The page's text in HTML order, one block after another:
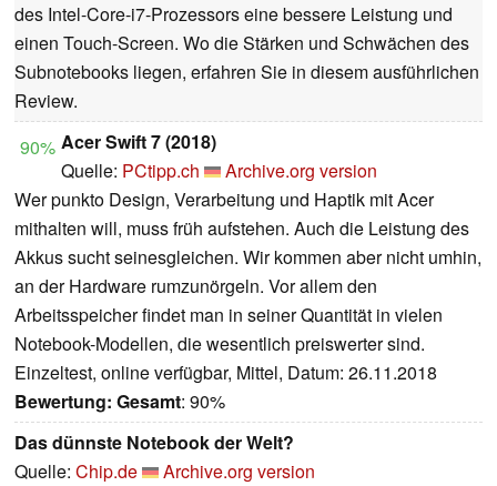
des Intel-Core-i7-Prozessors eine bessere Leistung und
einen Touch-Screen. Wo die Stärken und Schwächen des
Subnotebooks liegen, erfahren Sie in diesem ausführlichen
Review.
90% Acer Swift 7 (2018)
Quelle: PCtipp.ch
Archive.org version
Wer punkto Design, Verarbeitung und Haptik mit Acer
mithalten will, muss früh aufstehen. Auch die Leistung des
Akkus sucht seinesgleichen. Wir kommen aber nicht umhin,
an der Hardware rumzunörgeln. Vor allem den
Arbeitsspeicher findet man in seiner Quantität in vielen
Notebook-Modellen, die wesentlich preiswerter sind.
Einzeltest, online verfügbar, Mittel, Datum: 26.11.2018
Bewertung: Gesamt: 90%
Das dünnste Notebook der Welt?
Quelle: Chip.de
Archive.org version